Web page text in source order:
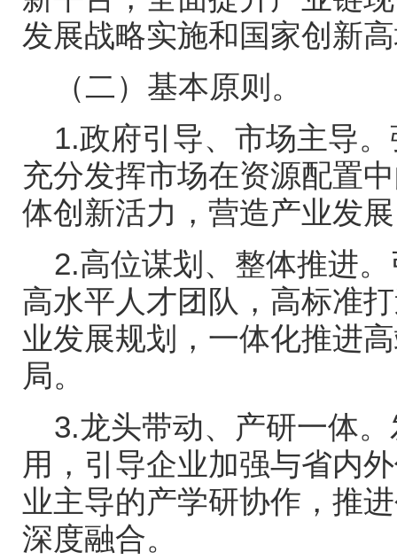
发展战略实施和国家创新
（二）基本原则。
1.政府引导、市场主导
充分发挥市场在资源配置
体创新活力，营造产业发
2.高位谋划、整体推进
高水平人才团队，高标准
业发展规划，一体化推进
局。
3.龙头带动、产研一体
用，引导企业加强与省内
业主导的产学研协作，推
深度融合。